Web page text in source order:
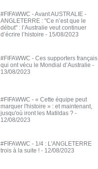
#FIFAWWC - Avant AUSTRALIE -
ANGLETERRE : "Ce n’est que le
début" : l’Australie veut continuer
d’écrire l’histoire - 15/08/2023
#FIFAWWC - Ces supporters français
qui ont vécu le Mondial d’Australie -
13/08/2023
#FIFAWWC - « Cette équipe peut
marquer l'histoire » : et maintenant,
jusqu'où iront les Matildas ? -
12/08/2023
#FIFAWWC - 1/4 : L'ANGLETERRE
trois à la suite ! - 12/08/2023